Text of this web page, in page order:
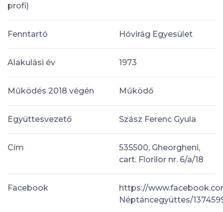
profi)
Fenntartó Hóvirág Egyesület
Alakulási év 1973
Működés 2018 végén Működő
Együttesvezető Szász Ferenc Gyula
Cím
535500, Gheorgheni,
cart. Florilor nr. 6/a/18
Facebook
https://
Néptáncegyüttes/